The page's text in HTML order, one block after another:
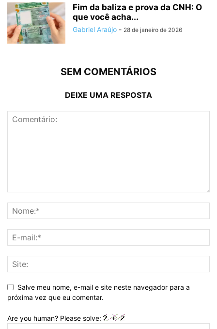
Fim da baliza e prova da CNH: O
que você acha...
Gabriel Araújo - 28 de janeiro de 2026
SEM COMENTÁRIOS
DEIXE UMA RESPOSTA
Salve meu nome, e-mail e site neste navegador para a
próxima vez que eu comentar.
Are you human? Please solve: